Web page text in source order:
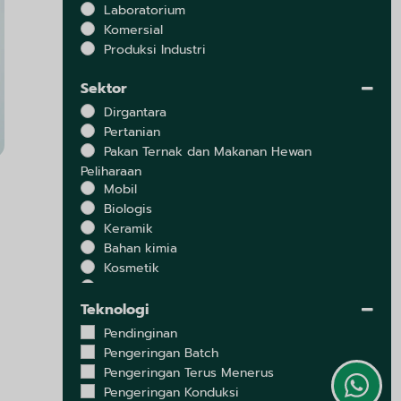
Laboratorium
Komersial
Produksi Industri
Sektor
Dirgantara
Pertanian
Pakan Ternak dan Makanan Hewan
Peliharaan
Mobil
Biologis
Keramik
Bahan kimia
Kosmetik
Elektronik
Lingkungan
Ekstrak
Lemak dan Minyak
Makanan
Teknologi
Pendinginan
Pengeringan Batch
Pengeringan Terus Menerus
Pengeringan Konduksi